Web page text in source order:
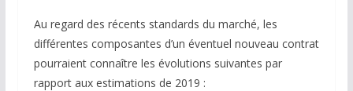
Au regard des récents standards du marché, les
différentes composantes d’un éventuel nouveau contrat
pourraient connaître les évolutions suivantes par
rapport aux estimations de 2019 :